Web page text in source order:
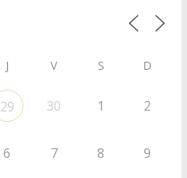
J V S D
29 30 1 2
6 7 8 9